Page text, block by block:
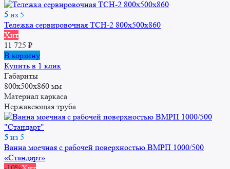
5 из 5
Тележка сервировочная ТСН-2 800х500х860
Хит
11 725 ₽
В корзину
Купить в 1 клик
Габариты
800х500х860 мм
Материал каркаса
Нержавеющая труба
5 из 5
Ванна моечная с рабочей поверхностью ВМРП 1000/500
«Стандарт»